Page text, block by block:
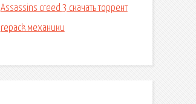
Assassins creed 3 скачать торрент
repack механики